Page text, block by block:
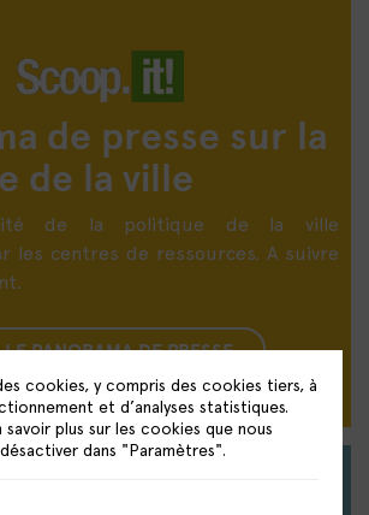
de presse sur la
de la ville
de la politique de la ville
les centres de ressources. A suivre
PANORAMA DE PRESSE
cookies, y compris des cookies tiers, à
et d’analyses statistiques.
savoir plus sur les cookies que nous
dans "Paramètres".